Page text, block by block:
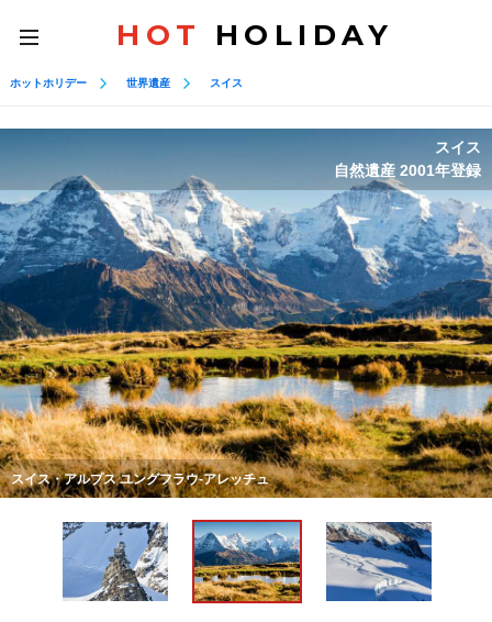
toggle
navigation
HOT HOLIDAY
ホットホリデー 世界遺産 スイス
スイス・アルプス ユングフラウ-アレッチュ
スイス
自然遺産 2001年登録